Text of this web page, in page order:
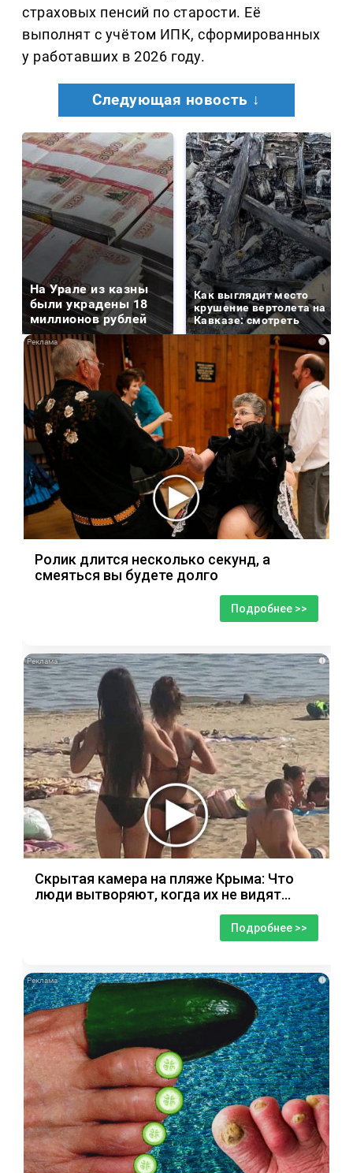
страховых пенсий по старости. Её
выполнят с учётом ИПК, сформированных
у работавших в 2026 году.
Следующая новость ↓
На Урале из казны
были украдены 18
миллионов рублей
Как выглядит место
крушение вертолета на
Кавказе: смотреть
i
Ролик длится несколько секунд, а
смеяться вы будете долго
Подробнее >>
i
Скрытая камера на пляже Крыма: Что
люди вытворяют, когда их не видят...
Подробнее >>
i